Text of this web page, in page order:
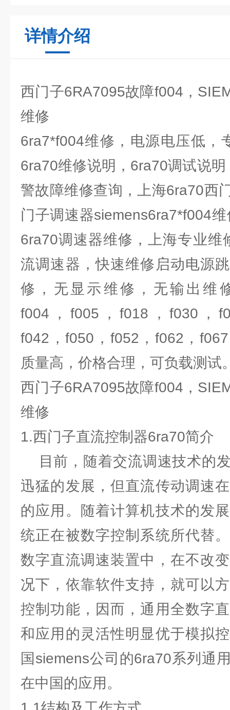
详情介绍
西门子6RA7095故障f004，
维修
6ra7*f004维修，电源电压低，
6ra70维修说明，6ra70调试说
警故障维修查询，上海6ra70西
门子调速器siemens6ra7*f004
6ra70调速器维修，上海专业维
流调速器，快速维修启动电源
修，无显示维修，无输出维
f004，f005，f018，f030，
f042，f050，f052，f062，
质量高，价格合理，可负载测试
西门子6RA7095故障f004，
维修
1.西门子直流控制器6ra70简介
目前，随着交流调速技术的
迅猛的发展，但直流传动调速
的应用。随着计算机技术的发
统正在被数字控制系统所代替
数字直流调速装置中，在不改
况下，依靠软件支持，就可以
控制功能，因而，通用全数字
和应用的灵活性明显优于模拟
国siemens公司的6ra70系列通
在中国的应用。